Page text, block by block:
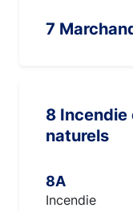
7
8 Incendie et éléments
naturels
8A
Incendie